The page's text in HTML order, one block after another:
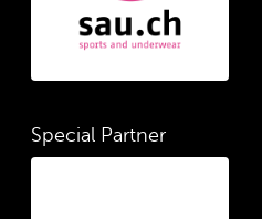
Special Partner